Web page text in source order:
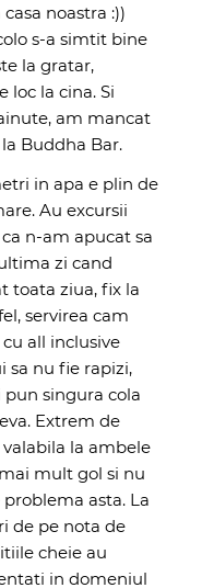
noastra :))
s-a simtit bine
la gratar,
la cina. Si
am mancat
Buddha Bar.
in apa e plin de
Au excursii
n-am apucat sa
zi cand
toata ziua, fix la
servirea cam
all inclusive
sa nu fie rapizi,
singura cola
Extrem de
la ambele
mult gol si nu
asta. La
de pe nota de
cheie au
in domeniul